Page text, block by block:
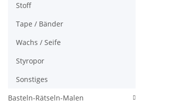
Stoff
Tape / Bänder
Wachs / Seife
Styropor
Sonstiges
Basteln-Rätseln-Malen